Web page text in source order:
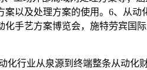
以及处理方案的使用。6、从
手艺方案博览会，施特劳宾国
业从泉源到终端整条从动化